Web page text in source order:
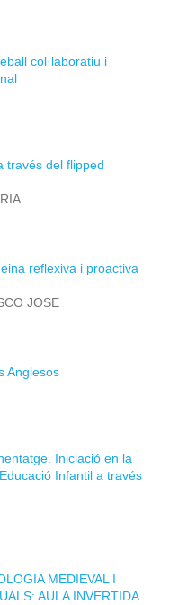
col·laboratiu i
través del flipped
reflexiva i proactiva
JOSE
Anglesos
Iniciació en la
Infantil a través
MEDIEVAL I
AULA INVERTIDA